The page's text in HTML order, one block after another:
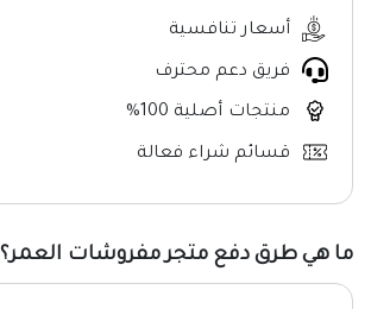
أسعار تنافسية
فريق دعم محترف
منتجات أصلية 100%
قسائم شراء فعالة
ما هي طرق دفع متجر مفروشات العمر؟